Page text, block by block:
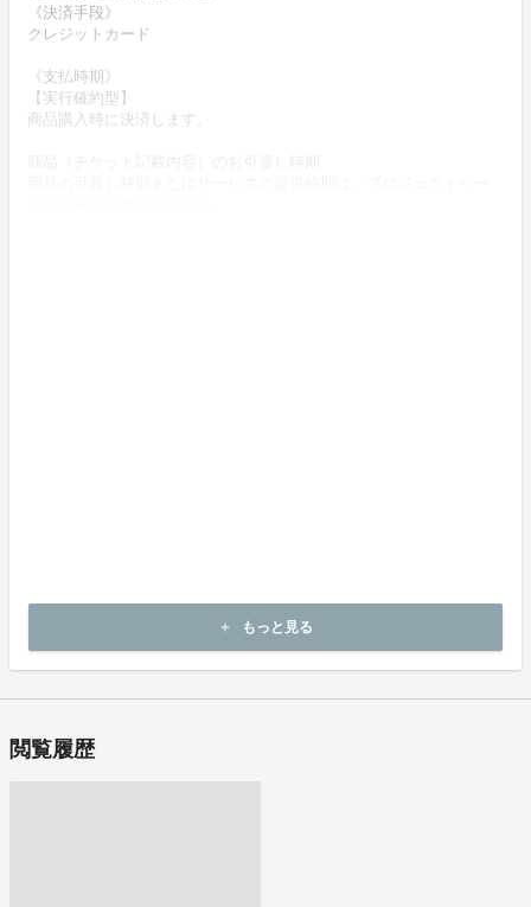
《決済手段》
クレジットカード
《支払時期》
【実行確約型】
商品購入時に決済します。
商品到着後14日以内に出品者までご連絡いただいた後、
出品者から対応方法をお客様宛にご連絡いたします。
add もっと見る
閲覧履歴